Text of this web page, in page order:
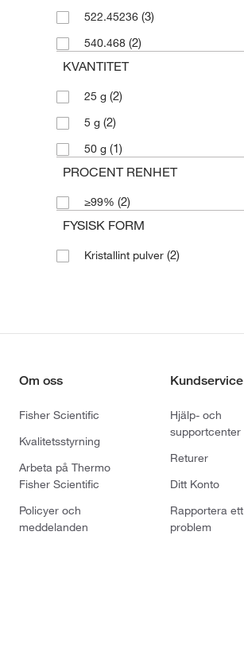
522.45236 (3)
540.468 (2)
KVANTITET
25 g (2)
5 g (2)
50 g (1)
PROCENT RENHET
≥99% (2)
FYSISK FORM
Kristallint pulver (2)
Om oss
Fisher Scientific
Kvalitetsstyrning
Arbeta på Thermo
Fisher Scientific
Policyer och
meddelanden
Kundservice
Hjälp- och
supportcenter
Returer
Ditt Konto
Rapportera ett
problem